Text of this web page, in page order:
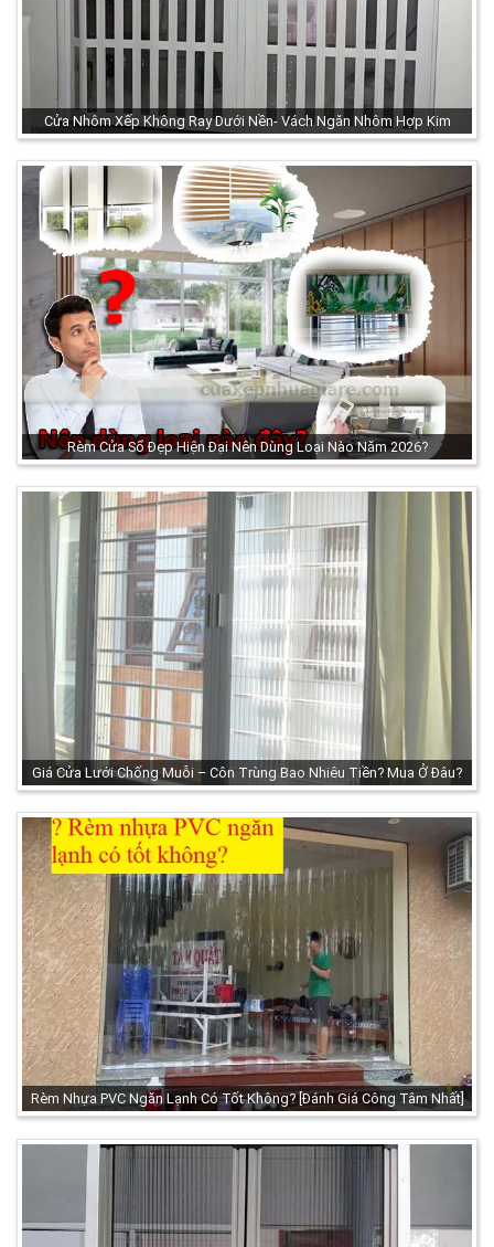
Cửa Nhôm Xếp Không Ray Dưới Nền- Vách Ngăn Nhôm Hợp Kim
Rèm Cửa Sổ Đẹp Hiện Đại Nên Dùng Loại Nào Năm 2026?
Giá Cửa Lưới Chống Muỗi – Côn Trùng Bao Nhiêu Tiền? Mua Ở Đâu?
Rèm Nhựa PVC Ngăn Lạnh Có Tốt Không? [Đánh Giá Công Tâm Nhất]